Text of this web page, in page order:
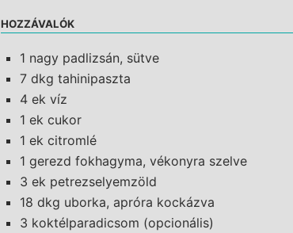
HOZZÁVALÓK
1 nagy padlizsán, sütve
7 dkg tahinipaszta
4 ek víz
1 ek cukor
1 ek citromlé
1 gerezd fokhagyma, vékonyra szelve
3 ek petrezselyemzöld
18 dkg uborka, apróra kockázva
3 koktélparadicsom (opcionális)